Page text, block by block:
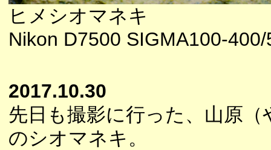
ヒメシオマネキ
Nikon D7500 SIGMA100-
2017.10.30
先日も撮影に行った、山原
のシオマネキ。